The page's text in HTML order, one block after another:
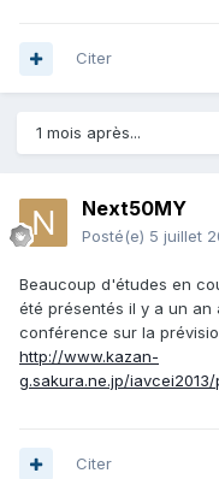
Citer
1 mois après...
Next50MY
Posté(e) 5 juillet
Beaucoup d'études en
été présentés il y a un
conférence sur la
http://www.kazan-
g.sakura.ne.jp/
Citer